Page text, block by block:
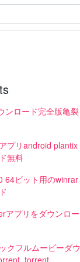
ンロード完全版亀裂
プリandroid plantix
無料
64ビット用のwinrar
アプリをダウンロー
クフルムービーダウ
.torrent